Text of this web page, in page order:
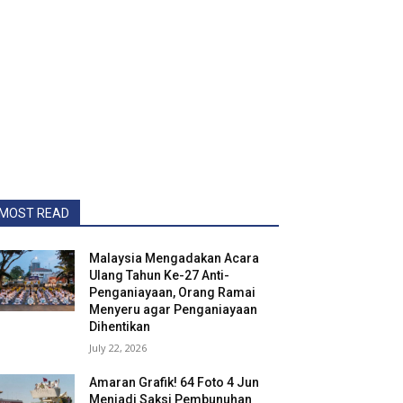
READ
Malaysia Mengadakan Acara
Ulang Tahun Ke-27 Anti-
Penganiayaan, Orang Ramai
Menyeru agar Penganiayaan
Dihentikan
July 22, 2026
Amaran Grafik! 64 Foto 4 Jun
Menjadi Saksi Pembunuhan